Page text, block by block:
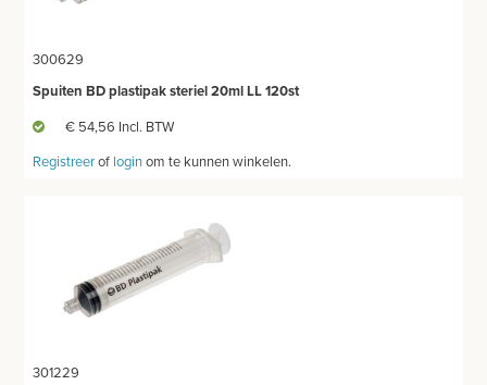
300629
Spuiten BD plastipak steriel 20ml LL 120st
€ 54,56 Incl. BTW
Registreerof loginom te kunnen winkelen.
301229